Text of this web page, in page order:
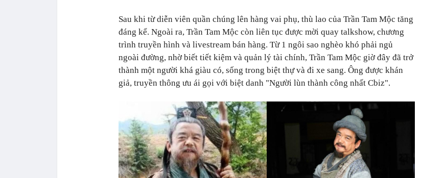
Sau khi từ diễn viên quần chúng lên hàng vai phụ, thù lao của Trần Tam Mộc tăng
đáng kể. Ngoài ra, Trần Tam Mộc còn liên tục được mời quay talkshow, chương
trình truyền hình và livestream bán hàng. Từ 1 ngôi sao nghèo khó phải ngủ
ngoài đường, nhờ biết tiết kiệm và quản lý tài chính, Trần Tam Mộc giờ đây đã trở
thành một người khá giàu có, sống trong biệt thự và đi xe sang. Ông được khán
giả, truyền thông ưu ái gọi với biệt danh "Người lùn thành công nhất Cbiz".